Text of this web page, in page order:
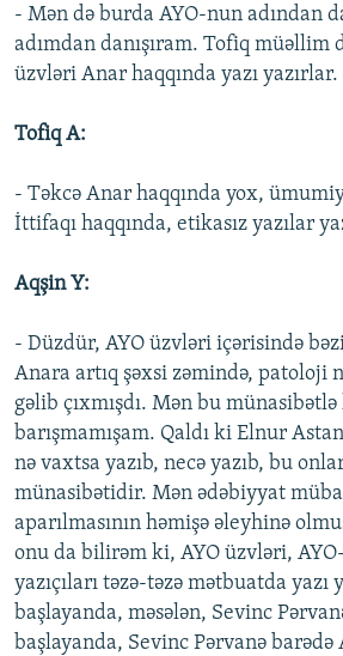
- Mən də burda AYO-nun adından
adımdan danışıram. Tofiq müəllim
üzvləri Anar haqqında yazı yazırlar.
Tofiq A:
- Təkcə Anar haqqında yox,
İttifaqı haqqında, etikasız yazılar
Aqşin Y:
- Düzdür, AYO üzvləri içərisində
Anara artıq şəxsi zəmində, patoloji
gəlib çıxmışdı. Mən bu
barışmamışam. Qaldı ki Elnur
nə vaxtsa yazıb, necə yazıb, bu
münasibətidir. Mən ədəbiyyat
aparılmasının həmişə əleyhinə
onu da bilirəm ki, AYO üzvləri,
yazıçıları təzə-təzə mətbuatda yazı
başlayanda, məsələn, Sevinc
başlayanda, Sevinc Pərvanə